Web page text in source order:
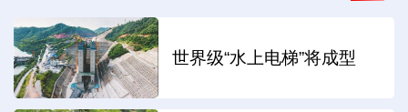
世界级“水上电梯”将成型